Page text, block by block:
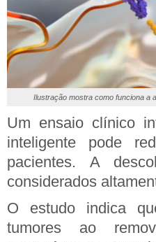
Ilustração mostra como funciona a
Um ensaio clínico
inteligente pode
pacientes. A
considerados
O estudo indica
tumores ao